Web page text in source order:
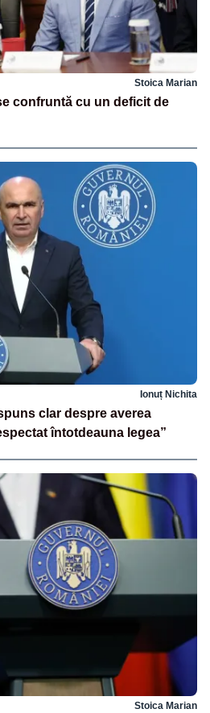
Stoica Marian
confruntă cu un deficit de
Ionuț Nichita
clar despre averea
întotdeauna legea”
Stoica Marian